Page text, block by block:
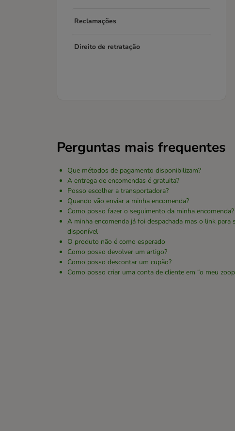
Reclamações
Direito de retratação
Perguntas mais frequentes
Que métodos de pagamento disponibilizam?
A entrega de encomendas é gratuita?
Posso escolher a transportadora?
Quando vão enviar a minha encomenda?
Como posso fazer o seguimento da minha encomenda?
A minha encomenda já foi despachada mas o link para
disponível
O produto não é como esperado
Como posso devolver um artigo?
Como posso descontar um cupão?
Como posso criar uma conta de cliente em “o meu